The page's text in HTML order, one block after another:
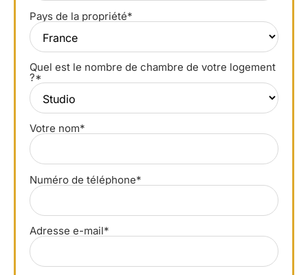
Pays de la propriété*
Quel est le nombre de chambre de votre logement
?*
Votre nom*
Numéro de téléphone*
Adresse e-mail*